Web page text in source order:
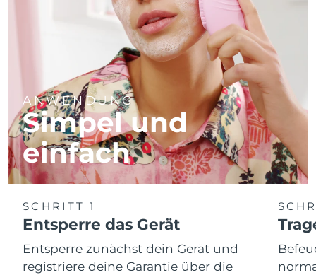
ANWENDUNG
Simpel und
einfach
SCHRITT 1
Entsperre das Gerät
Entsperre zunächst dein Gerät und
registriere deine Garantie über die